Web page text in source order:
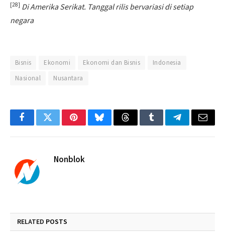
[28] Di Amerika Serikat. Tanggal rilis bervariasi di setiap
negara
Bisnis Ekonomi Ekonomi dan Bisnis
Indonesia
Nasional
Nusantara
FacebookTwitterPinterestBlueskyThreadsTumblrTelegramEmail
Nonblok
RELATED POSTS